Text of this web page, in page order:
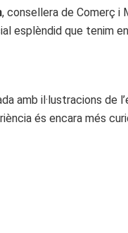
, consellera de Comerç i
esplèndid que tenim
amb il·lustracions de
és encara més